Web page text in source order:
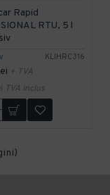
KLIHRC316
Rapid
RTU, 5 l
+ TVA
TVA inclus